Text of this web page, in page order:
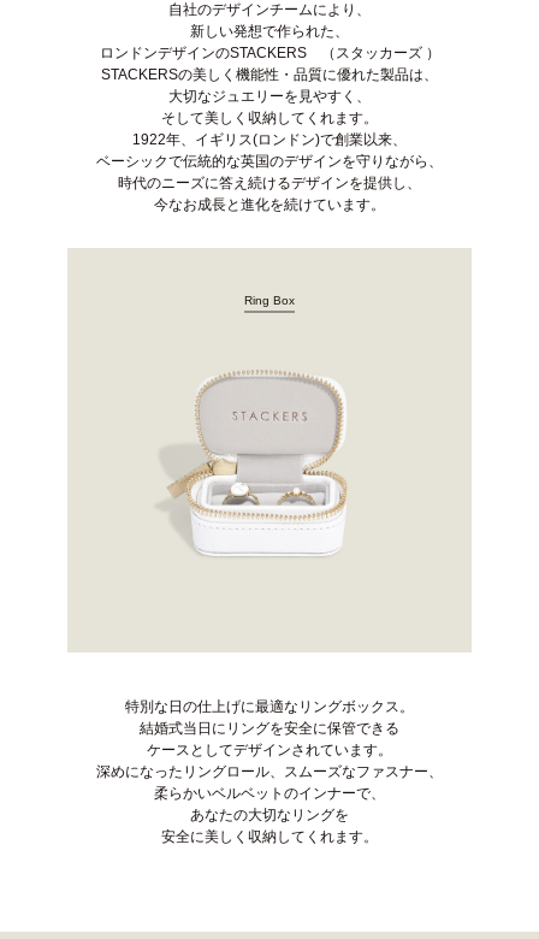
自社のデザインチームにより、
新しい発想で作られた、
ロンドンデザインのSTACKERS （スタッカーズ ）
STACKERSの美しく機能性・品質に優れた製品は、
大切なジュエリーを見やすく、
そして美しく収納してくれます。
1922年、イギリス(ロンドン)で創業以来、
ベーシックで伝統的な英国のデザインを守りながら、
時代のニーズに答え続けるデザインを提供し、
今なお成長と進化を続けています。
Ring Box
特別な日の仕上げに最適なリングボックス。
結婚式当日にリングを安全に保管できる
ケースとしてデザインされています。
深めになったリングロール、スムーズなファスナー、
柔らかいベルベットのインナーで、
あなたの大切なリングを
安全に美しく収納してくれます。